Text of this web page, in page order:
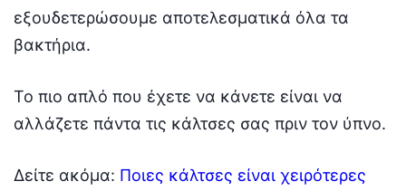
εξουδετερώσουμε αποτελεσματικά όλα τα
βακτήρια.
Το πιο απλό που έχετε να κάνετε είναι να
αλλάζετε πάντα τις κάλτσες σας πριν τον ύπνο.
Δείτε ακόμα: Ποιες κάλτσες είναι χειρότερες